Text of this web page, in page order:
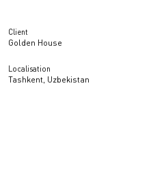
Client
Golden House
Localisation
Tashkent, Uzbekistan